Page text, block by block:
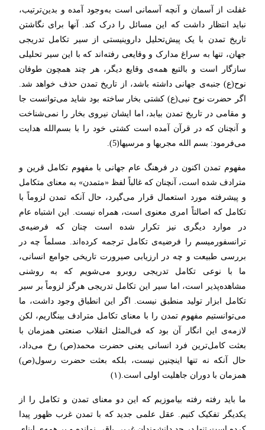
غفلت از آسمان و آنچه آسمانی است به‌وجود آمده و بدین‌ترتیب،
نباید انتظار داشت که این مسائل را درک کند. آنها برای نگاشتن
تاریخ تمدن با یک پیش‌تحلیل داروینیستی از سیر تکامل تدریجی
جهان، تنها به سراغ مدارک و وقایعی رفته‌اند که با این سیر تحلیلی
سازگار است و بالتبع همه‌ی وقایع دیگر، هر چند همچون طوفان
نوح(ع) جنبه‌ی جهانی داشته باشد، از تاریخ تمدن حذف خواهد شد.
اگر حضرت نوح نبی(ع) کشتی بخار ساخته بود شاید می‌توانست جا
و مقامی در تاریخ تمدن بیابد، اما ایشان نیروی بخار را نمی‌شناخت
و آنچنان که در قرآن آمده است کشتی خود را با بسم‌الله هدایت
می‌فرمود: بسم الله مجریها و مرسیها(5).
مفهوم تمدن اکنون در فرهنگ عام جهانی با مفهوم تکامل قرین و
مترادف شده است، آنچنان که غالباً لفظ «متمدن» به معنای متکامل
و پیشرفته مورد استعمال قرار می‌گیرد، حال آنکه تمدن لزوماً با
تکامل که اصالتاً امری معنوی است، همراه نیست. این اشتباه عام
در موارد دیگری نیز تکرار شده است چنان که فرضیه‌ی
ترانسفورمیسم را فرضیه‌ی تکامل ترجمه کرده‌اند. مسلماً چه در
بررسی طبیعت و چه در ارزیابی صیرورت تاریخی جوامع انسانی،
ما با نوعی تکامل تدریجی روبرو می‌شویم که به روشنی
مشاهده‌پذیر است، اما سیر این تکامل تدریجی هرگز لزوماً بر سیر
تکامل ابزار تولید منطبق نیست. اگر این انطباق وجود داشت، ما
می‌توانستیم مفهوم تمدن را با معنای تکامل مترادف بینگاریم، لکن
لازمه‌ی این انگار آن بود که فی‌المثل انقلاب صنعتی همزمان با
بعثت کامل‌ترین فرد انسانی یعنی حضرت محمد(ص) رخ می‌داد،
حال آنکه نه تنها اینچنین نیست، بلکه بعثت حضرت رسول(ص)
همزمان با دوران جاهلیت اولی است.(١)
ما باید رفته رفته بیاموزیم که این دو معنای تمدن و تکامل را از
یکدیگر تفکیک کنیم. عقل علمی جدید که با تمدن غرب ظهور پیدا